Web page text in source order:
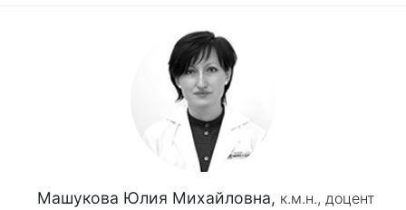
Машукова Юлия Михайловна, к.м.н., доцент